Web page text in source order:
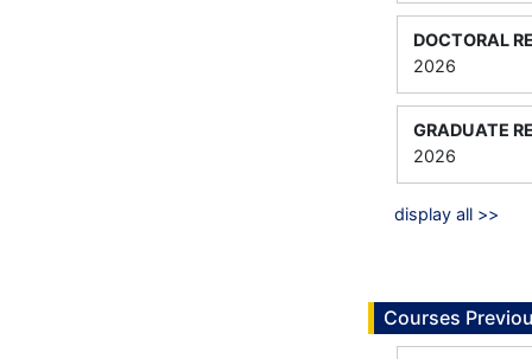
DOCTORAL
2026
GRADUATE
2026
display all >>
Courses